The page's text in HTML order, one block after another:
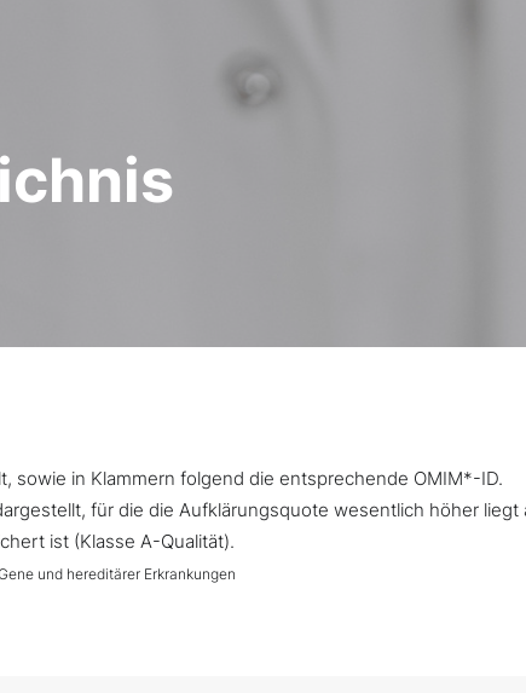
sowie in Klammern folgend die entsprechende OMIM*-ID.
für die die Aufklärungsquote wesentlich höher liegt
ist (Klasse A-Qualität).
und hereditärer Erkrankungen